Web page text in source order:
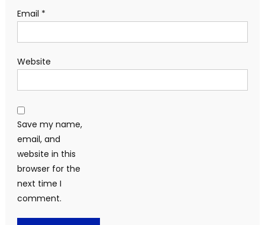
Email *
Website
Save my name,
email, and
website in this
browser for the
next time I
comment.